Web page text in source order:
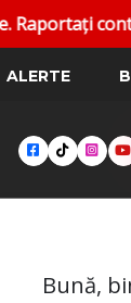
ALERTE
Bună,